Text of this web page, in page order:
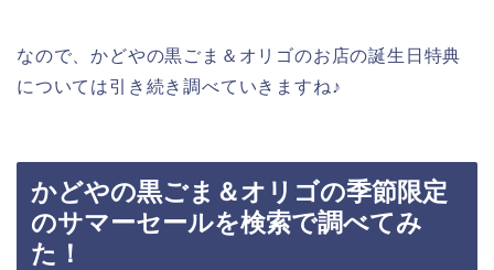
なので、かどやの黒ごま＆オリゴのお店の誕生日特典
については引き続き調べていきますね♪
かどやの黒ごま＆オリゴの季節限定
のサマーセールを検索で調べてみ
た！